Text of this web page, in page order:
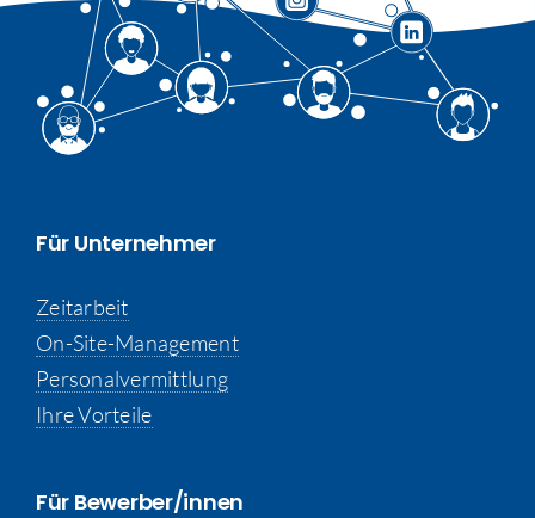
Für Unternehmer
Zeitarbeit
On-Site-Management
Personalvermittlung
Ihre Vorteile
Für Bewerber/innen